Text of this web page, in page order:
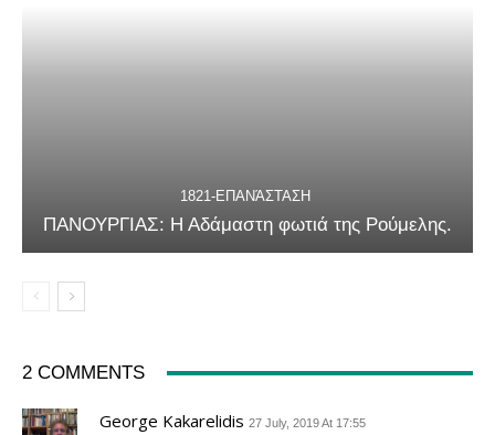
1821-ΕΠΑΝΆΣΤΑΣΗ
ΠΑΝΟΥΡΓΙΑΣ: Η Αδάμαστη φωτιά της Ρούμελης.
2 COMMENTS
George Kakarelidis 27 July, 2019 At 17:55